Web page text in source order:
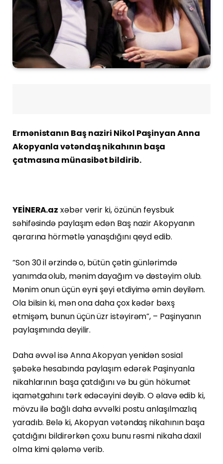
Ermənistanın Baş naziri Nikol Paşinyan Anna
Akopyanla vətəndaş nikahının başa
çatmasına münasibət bildirib.
YEİNERA.az xəbər verir ki, özünün feysbuk
səhifəsində paylaşım edən Baş nazir Akopyanın
qərarına hörmətlə yanaşdığını qeyd edib.
“Son 30 il ərzində o, bütün çətin günlərimdə
yanımda olub, mənim dayağım və dəstəyim olub.
Mənim onun üçün eyni şeyi etdiyimə əmin deyiləm.
Ola bilsin ki, mən ona daha çox kədər bəxş
etmişəm, bunun üçün üzr istəyirəm”, – Paşinyanın
paylaşımında deyilir.
Daha əvvəl isə Anna Akopyan yenidən sosial
şəbəkə hesabında paylaşım edərək Paşinyanla
nikahlarının başa çatdığını və bu gün hökumət
iqamətgahını tərk edəcəyini deyib. O əlavə edib ki,
mövzu ilə bağlı daha əvvəlki postu anlaşılmazlıq
yaradıb. Belə ki, Akopyan vətəndaş nikahının başa
çatdığını bildirərkən çoxu bunu rəsmi nikaha daxil
olma kimi qələmə verib.